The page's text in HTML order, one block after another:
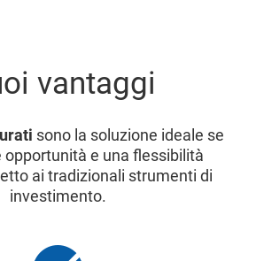
vantaggi
sono la soluzione ideale se
opportunità e una flessibilità
ai tradizionali strumenti di
investimento.